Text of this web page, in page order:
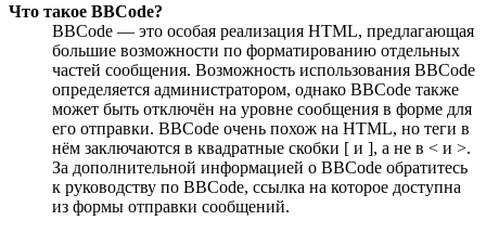
Что такое BBCode?
BBCode — это особая реализация HTML, предлагающая
большие возможности по форматированию отдельных
частей сообщения. Возможность использования BBCode
определяется администратором, однако BBCode также
может быть отключён на уровне сообщения в форме для
его отправки. BBCode очень похож на HTML, но теги в
нём заключаются в квадратные скобки [ и ], а не в < и >.
За дополнительной информацией о BBCode обратитесь
к руководству по BBCode, ссылка на которое доступна
из формы отправки сообщений.